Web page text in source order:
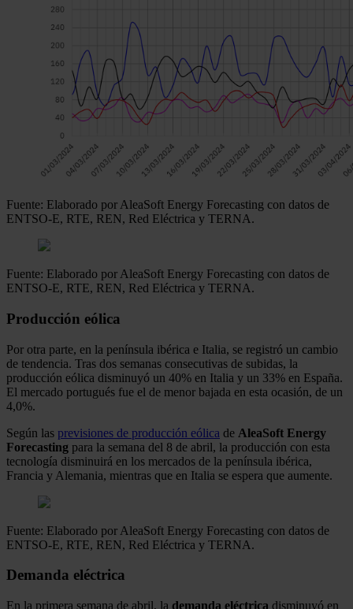
Fuente: Elaborado por AleaSoft Energy Forecasting con datos de
ENTSO-E, RTE, REN, Red Eléctrica y TERNA.
Fuente: Elaborado por AleaSoft Energy Forecasting con datos de
ENTSO-E, RTE, REN, Red Eléctrica y TERNA.
Producción eólica
Por otra parte, en la península ibérica e Italia, se registró un cambio
de tendencia. Tras dos semanas consecutivas de subidas, la
producción eólica disminuyó un 40% en Italia y un 33% en España.
El mercado portugués fue el de menor bajada en esta ocasión, de un
4,0%.
Según las previsiones de producción eólica de AleaSoft Energy
Forecasting para la semana del 8 de abril, la producción con esta
tecnología disminuirá en los mercados de la península ibérica,
Francia y Alemania, mientras que en Italia se espera que aumente.
Fuente: Elaborado por AleaSoft Energy Forecasting con datos de
ENTSO-E, RTE, REN, Red Eléctrica y TERNA.
Demanda eléctrica
En la primera semana de abril, la demanda eléctrica disminuyó en